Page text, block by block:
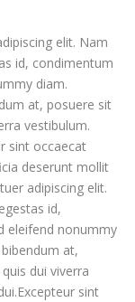
elit. Nam
id, condimentum
diam.
at, posuere sit
vestibulum.
sint occaecat
deserunt mollit
adipiscing elit.
id,
eleifend nonummy
at,
dui viverra
sint